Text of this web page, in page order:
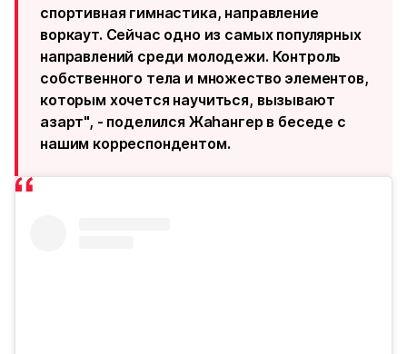
спортивная гимнастика, направление
воркаут. Сейчас одно из самых популярных
направлений среди молодежи. Контроль
собственного тела и множество элементов,
которым хочется научиться, вызывают
азарт", - поделился Жаhангер в беседе с
нашим корреспондентом.